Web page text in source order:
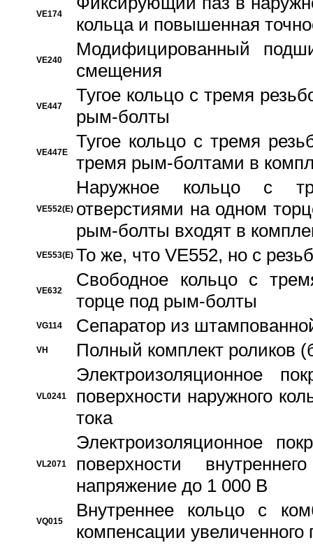
VE174
кольца и повышенная
VE240
Модифицированный
смещения
VE447
Тугое кольцо с тремя
рым-болты
VE447E
Тугое кольцо с тремя
тремя рым-болтами в
VE552(E)
Наружное кольцо с
отверстиями на одном
рым-болты входят в
VE553(E) То же, что VE552, но с
VE632
Свободное кольцо с
торце под рым-болты
VG114 Сепаратор из
VH Полный комплект роликов
VL0241
Электроизоляционное
поверхности наружного
тока
VL2071
Электроизоляционное
поверхности
напряжение до 1 000 В
VQ015
Bнутреннее кольцо с
компенсации увеличенного